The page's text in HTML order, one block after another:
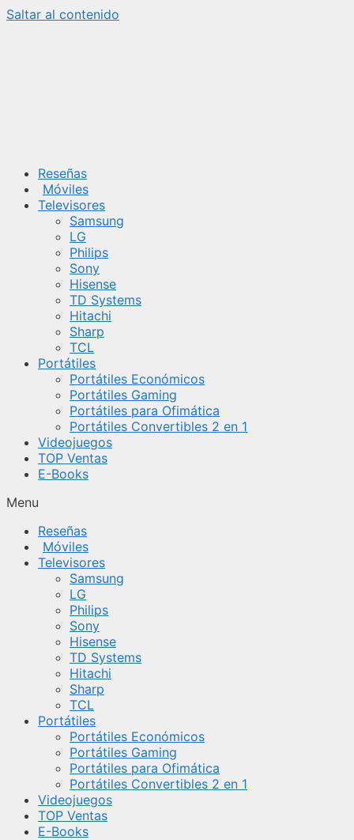
Saltar al contenido
Reseñas
Móviles
Televisores
Samsung
LG
Philips
Sony
Hisense
TD Systems
Hitachi
Sharp
TCL
Portátiles
Portátiles Económicos
Portátiles Gaming
Portátiles para Ofimática
Portátiles Convertibles 2 en 1
Videojuegos
TOP Ventas
E-Books
Menu
Reseñas
Móviles
Televisores
Samsung
LG
Philips
Sony
Hisense
TD Systems
Hitachi
Sharp
TCL
Portátiles
Portátiles Económicos
Portátiles Gaming
Portátiles para Ofimática
Portátiles Convertibles 2 en 1
Videojuegos
TOP Ventas
E-Books